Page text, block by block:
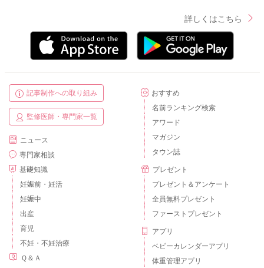
詳しくはこちら
記事制作への取り組み
監修医師・専門家一覧
ニュース
専門家相談
基礎知識
妊娠前・妊活
妊娠中
出産
育児
不妊・不妊治療
Ｑ＆Ａ
おすすめ
名前ランキング検索
アワード
マガジン
タウン誌
プレゼント
プレゼント＆アンケート
全員無料プレゼント
ファーストプレゼント
アプリ
ベビーカレンダーアプリ
体重管理アプリ